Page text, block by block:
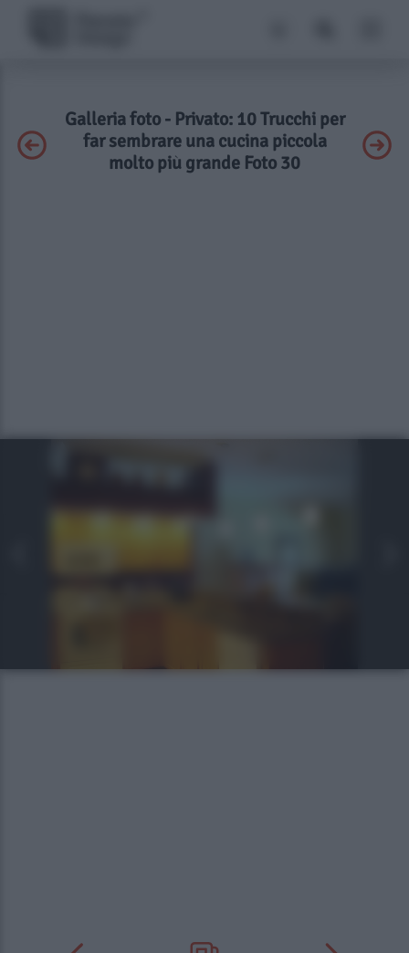
Galleria foto - Privato: 10 Trucchi per
far sembrare una cucina piccola
molto più grande Foto 30